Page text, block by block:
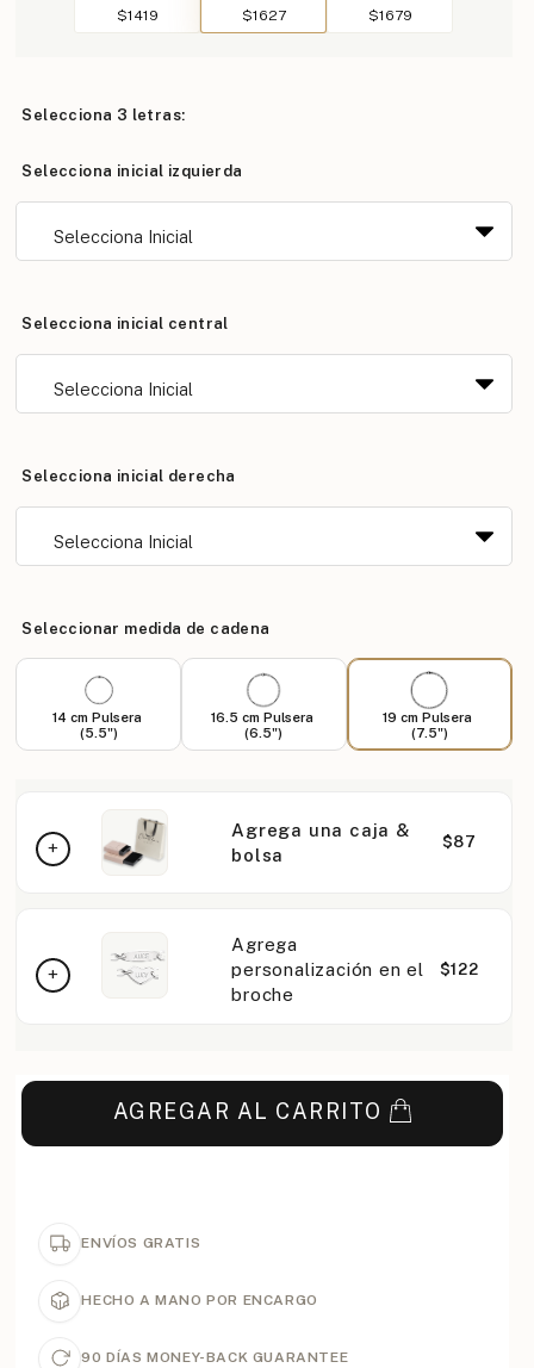
$1419
$1627
$1679
Selecciona 3 letras:
Selecciona inicial izquierda
Selecciona inicial central
Selecciona inicial derecha
Seleccionar medida de cadena
14 cm Pulsera
(5.5")
16.5 cm Pulsera
(6.5")
19 cm Pulsera
(7.5")
Agrega una caja &
bolsa
$87
Agrega
personalización en el
broche
$122
AGREGAR AL CARRITO
ENVÍOS GRATIS
HECHO A MANO POR ENCARGO
90 DÍAS MONEY-BACK GUARANTEE